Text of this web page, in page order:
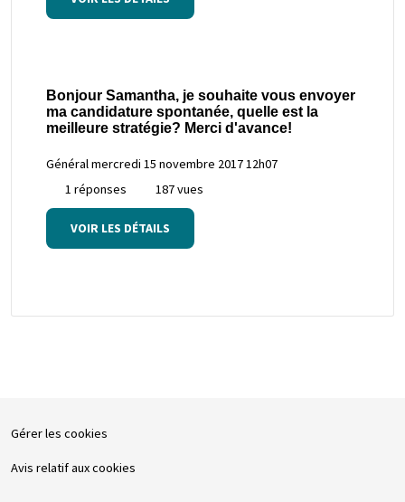
Bonjour Samantha, je souhaite vous envoyer
ma candidature spontanée, quelle est la
meilleure stratégie? Merci d'avance!
Général mercredi 15 novembre 2017 12h07
1 réponses
187 vues
VOIR LES DÉTAILS
Gérer les cookies
Avis relatif aux cookies